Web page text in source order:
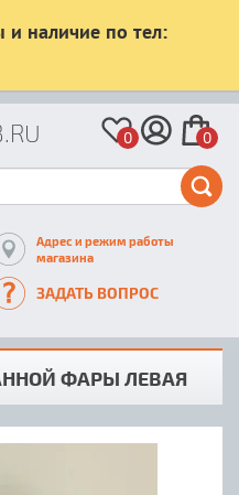
наличие по тел:
0 0
Адрес и режим работы
магазина
ЗАДАТЬ ВОПРОС
ФАРЫ ЛЕВАЯ